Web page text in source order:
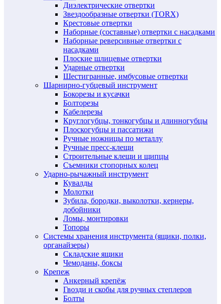
Диэлектрические отвертки
Звездообразные отвертки (TORX)
Крестовые отвертки
Наборные (составные) отвертки с насадками
Наборные реверсивные отвертки с
насадками
Плоские шлицевые отвертки
Ударные отвертки
Шестигранные, имбусовые отвертки
Шарнирно-губцевый инструмент
Бокорезы и кусачки
Болторезы
Кабелерезы
Круглогубцы, тонкогубцы и длинногубцы
Плоскогубцы и пассатижи
Ручные ножницы по металлу
Ручные пресс-клещи
Строительные клещи и щипцы
Съемники стопорных колец
Ударно-рычажный инструмент
Кувалды
Молотки
Зубила, бородки, выколотки, кернеры,
добойники
Ломы, монтировки
Топоры
Системы хранения инструмента (ящики, полки,
органайзеры)
Складские ящики
Чемоданы, боксы
Крепеж
Анкерный крепёж
Гвозди и скобы для ручных степлеров
Болты